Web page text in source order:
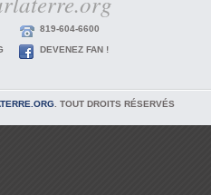
819-604-6600
DEVENEZ FAN !
. TOUT DROITS RÉSERVÉS